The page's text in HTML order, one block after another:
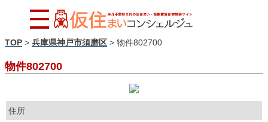
TOP > 兵庫県神戸市須磨区 > 物件802700
物件802700
住所